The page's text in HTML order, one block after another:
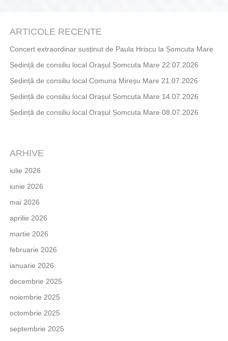
ARTICOLE RECENTE
Concert extraordinar susținut de Paula Hriscu la Șomcuta Mare
Ședință de consiliu local Orașul Șomcuta Mare 22.07.2026
Ședință de consiliu local Comuna Mireșu Mare 21.07.2026
Ședință de consiliu local Orașul Șomcuta Mare 14.07.2026
Ședință de consiliu local Orașul Șomcuta Mare 08.07.2026
ARHIVE
iulie 2026
iunie 2026
mai 2026
aprilie 2026
martie 2026
februarie 2026
ianuarie 2026
decembrie 2025
noiembrie 2025
octombrie 2025
septembrie 2025